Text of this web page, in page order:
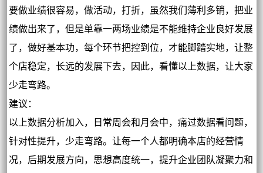
要做业绩很容易，做活动，打折，虽然我们薄利多销，把业
绩做出来了，但是单靠一两场业绩是不能维持企业良好发展
了，做好基本功，每个环节把控到位，才能脚踏实地，让整
个店稳定，长远的发展下去，因此，看懂以上数据，让大家
少走弯路。
建议：
以上数据分析加入，日常周会和月会中，痛过数据看问题，
针对性提升，少走弯路。让每一个人都明确本店的经营情
况，后期发展方向，思想高度统一，提升企业团队凝聚力和